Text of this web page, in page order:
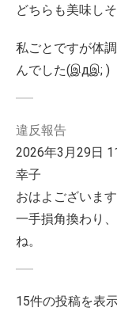
どちらも美味し
私ごとですが体
んでした(இдஇ; )
違反報告
2026年3月29日
幸子
おはよございま
一手損角換わり
ね。
15件の投稿を表